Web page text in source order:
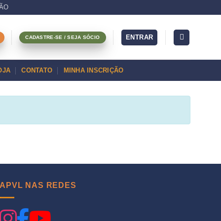
CADASTRE-SE / SEJA SÓCIO ENTRAR
CONTATO MINHA INSCRIÇÃO
APVL NAS REDES